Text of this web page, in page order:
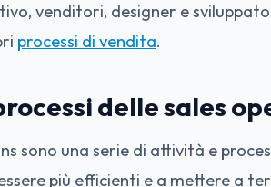
venditori, designer e
processi di vendita.
delle sales
sono una serie di attività e
più efficienti e a mettere a